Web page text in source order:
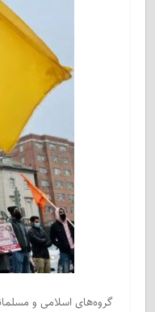
گروه‌های اسلامی و